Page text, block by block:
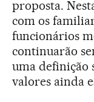
proposta.
com os
funcionários
continuarão
uma definição
valores ainda